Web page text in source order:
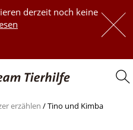
derzeit noch keine
erzählen /Tino und Kimba